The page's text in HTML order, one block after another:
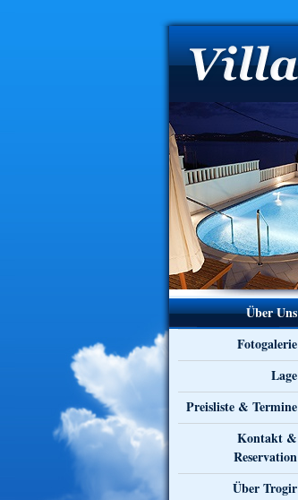
Über Uns
Fotogalerie
Lage
Preisliste & Termine
Kontakt &
Reservation
Über Trogir